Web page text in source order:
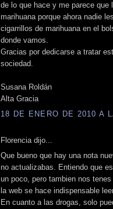
de lo que hace y me parece que
marihuana porque ahora nadie
cigarrillos de marihuana en el
donde vamos.
Gracias por dedicarse a tratar
sociedad.
Susana Roldán
Alta Gracia
18 DE ENERO DE 2010 A
Florencia dijo...
Que bueno que hay una nota
no actualizabas. Entiendo que
un poco, pero tambien nos
la web se hace indispensable
En cuanto a las drogas, solo